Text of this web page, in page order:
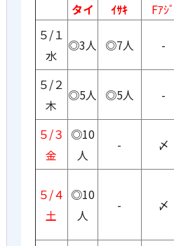
タイ
ｲｻｷ Fｱｼﾞ
５/１
水
◎3人 ◎7人 -
５/２
木
◎5人 ◎5人 -
５/３
金
◎10
人
- 〆
５/４
土
◎10
人
- 〆